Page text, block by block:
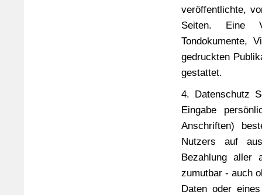
veröffentlichte,
Seiten. Eine
Tondokumente,
gedruckten
gestattet.
4. Datenschutz
Eingabe
Anschriften)
Nutzers auf
Bezahlung aller
zumutbar - auch
Daten oder